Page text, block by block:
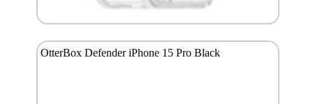
OtterBox Defender iPhone 15 Pro Black